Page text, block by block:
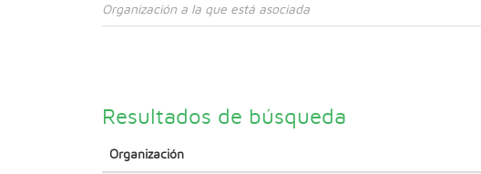
152
Resultados de búsqueda
Organización